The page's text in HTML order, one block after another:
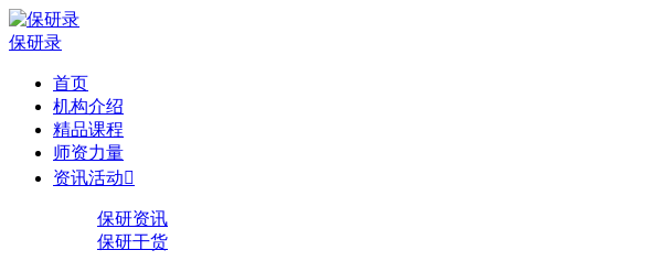
保研录
首页
机构介绍
精品课程
师资力量
资讯活动
保研资讯
保研干货